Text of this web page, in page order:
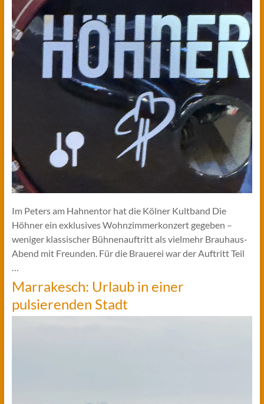
Im Peters am Hahnentor hat die Kölner Kultband Die
Höhner ein exklusives Wohnzimmerkonzert gegeben –
weniger klassischer Bühnenauftritt als vielmehr Brauhaus-
Abend mit Freunden. Für die Brauerei war der Auftritt Teil
…
Marrakesch: Urlaub in einer
pulsierenden Stadt